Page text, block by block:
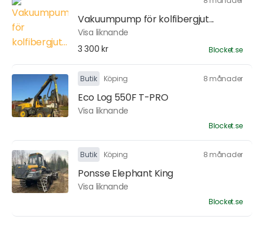
Vakuumpump för kolfibergjut...
Visa liknande
3 300 kr
Blocket.se
Butik Köping 8 månader
Eco Log 550F T-PRO
Visa liknande
Blocket.se
Butik Köping 8 månader
Ponsse Elephant King
Visa liknande
Blocket.se